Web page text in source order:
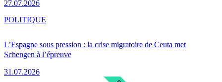
27.07.2026
L’Espagne sous pression : la crise migratoire de Ceuta met
Schengen à l’épreuve
31.07.2026
POLITIQUE